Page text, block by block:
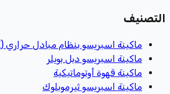
التصنيف
ماكينة اسبريسو بنظام مبادل حراري (HX)
ماكينة اسبريسو دبل بويلر
ماكينة قهوة أوتوماتيكية
ماكينة اسبريسو ثيرموبلوك